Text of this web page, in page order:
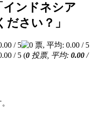
インドネシア
さい？」
(0 投票, 平均: 0.00 /